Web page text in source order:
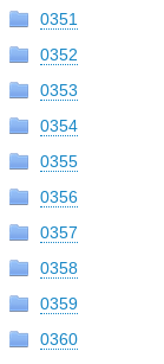
0351
0352
0353
0354
0355
0356
0357
0358
0359
0360